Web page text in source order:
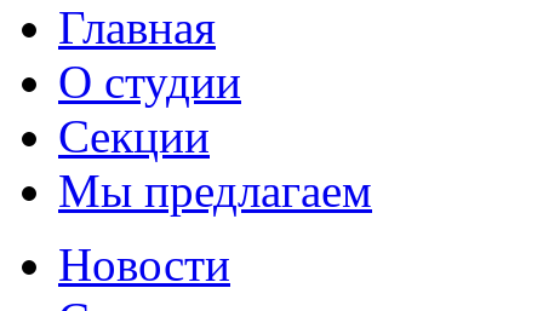
Главная
О студии
Секции
Мы предлагаем
Новости